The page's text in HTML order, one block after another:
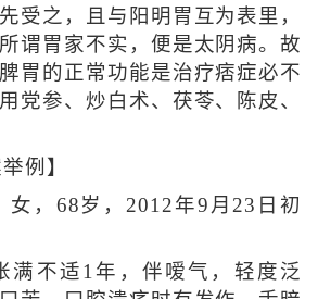
受之，且与阳明胃互为表里，
谓胃家不实，便是太阴病。故
胃的正常功能是治疗痞症必不
党参、炒白术、茯苓、陈皮、
例】
，68岁，2012年9月23日初
不适1年，伴嗳气，轻度泛